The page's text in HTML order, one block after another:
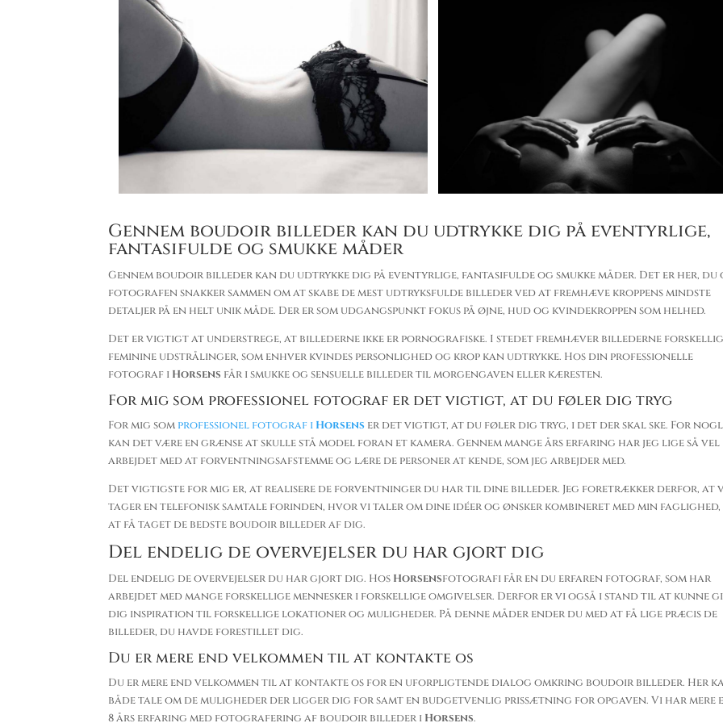
Gennem boudoir billeder kan du udtrykke dig på eventyrlige,
fantasifulde og smukke måder
Gennem boudoir billeder kan du udtrykke dig på eventyrlige, fantasifulde og smukke måder. Det er her, du
fotografen snakker sammen om at skabe de mest udtryksfulde billeder ved at fremhæve kroppens mindste
detaljer på en helt unik måde. Der er som udgangspunkt fokus på øjne, hud og kvindekroppen som helhed.
Det er vigtigt at understrege, at billederne ikke er pornografiske. I stedet fremhæver billederne
feminine udstrålinger, som enhver kvindes personlighed og krop kan udtrykke. Hos din professionelle
fotograf i Horsens får i smukke og sensuelle billeder til morgengaven eller kæresten.
For mig som professionel fotograf er det vigtigt, at du føler dig tryg
For mig som professionel fotograf i Horsens er det vigtigt, at du føler dig tryg, i det der skal ske. For
kan det være en grænse at skulle stå model foran et kamera. Gennem mange års erfaring har jeg lige så vel
arbejdet med at forventningsafstemme og lære de personer at kende, som jeg arbejder med.
Det vigtigste for mig er, at realisere de forventninger du har til dine billeder. Jeg foretrækker derfor, at
tager en telefonisk samtale forinden, hvor vi taler om dine idéer og ønsker kombineret med min
at få taget de bedste boudoir billeder af dig.
Del endelig de overvejelser du har gjort dig
Del endelig de overvejelser du har gjort dig. Hos Horsensfotografi får en du erfaren fotograf, som har
arbejdet med mange forskellige mennesker i forskellige omgivelser. Derfor er vi også i stand til at kunne
dig inspiration til forskellige lokationer og muligheder. På denne måder ender du med at få lige præcis de
billeder, du havde forestillet dig.
Du er mere end velkommen til at kontakte os
Du er mere end velkommen til at kontakte os for en uforpligtende dialog omkring boudoir billeder. Her
både tale om de muligheder der ligger dig for samt en budgetvenlig prissætning for opgaven. Vi har mere
8 års erfaring med fotografering af boudoir billeder i Horsens.